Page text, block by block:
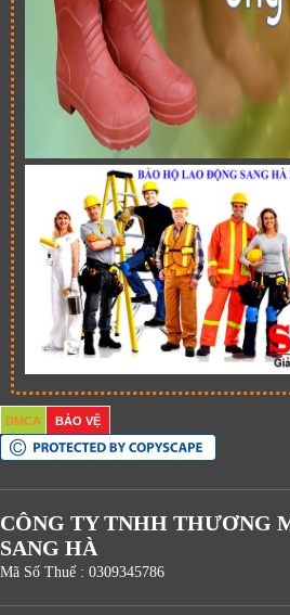
DMCA BẢO VỆ
CÔNG TY TNHH THƯƠNG
SANG HÀ
Mã Số Thuế : 0309345786